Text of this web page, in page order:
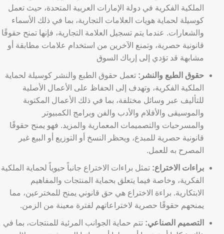
الملكية الفكرية في دولة الإمارات العربية المتحدة، حيث تعمل
كوسيلة لحماية هويات العلامات التجارية، بما في ذلك الأسماء
والشعارات. عندما يتم تسجيل العلامة التجارية، فإنها تمنح حقوقًا
قانونية حصرية، وتمنع الآخرين من استخدام علامات مطابقة أو
مشابهة قد تؤدي إلى إرباك السوق
حقوق الطبع والنشر: تعمل حقوق الطبع والنشر كوسيلة لحماية
الملكية الفكرية، وتهدف إلى الحفاظ على الأعمال الأصلية
للتأليف عبر وسائل مختلفة، بما في ذلك الأعمال المكتوبة
والموسيقى والأفلام والأدب والفن وبرامج الكمبيوتر
والمسرحيات والتصميمات المعمارية والمزيد. فهو يمنح حقوقًا
قانونية حصرية للمبدع، ويحظر النسخ أو التوزيع أو البيع غير
المصرح به للعمل.
براءات الاختراع: تمثل براءات الاختراع جانباً حيوياً لحماية الملكية
الفكرية، وخاصة فيما يتعلق بحماية المنتجات والمفاهيم
الابتكارية. براءة الاختراع هي حق قانوني يمنح للمخترعين، مما
يمنحهم حقوقًا حصرية لاختراعاتهم لفترة معينة من الزمن.
التصميم الصناعي: تتم حماية الجوانب المرئية للمنتجات، بما في